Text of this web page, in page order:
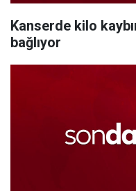
Kanserde kilo
bağlıyor